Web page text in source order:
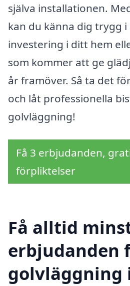
själva installationen.
kan du känna dig trygg
investering i ditt hem
som kommer att ge
år framöver. Så ta det
och låt professionella
golvläggning!
Få 3 erbjudanden,
förpliktelser
Få alltid
erbjudanden
golvläggning